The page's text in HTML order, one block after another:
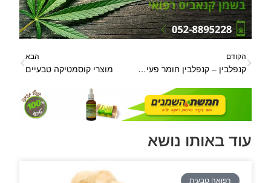
הקודם
קנפלבין – קנפלבין חומר פעיל בצמח הקנאביס
הבא
מוצרי קוסמטיקה טבעיים
עוד באותו נושא
רפואה טבעית